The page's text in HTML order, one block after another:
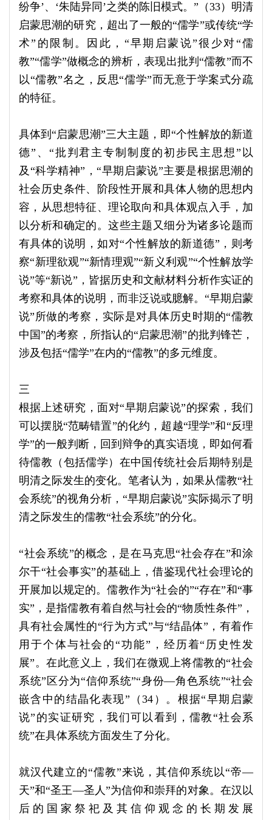
纷争’、‘朱陆异同’之类的陈旧模式。”（33）明清
启蒙思潮的研究，超出了一般的“儒学”或传统“学
术”的限制。因此，“早期启蒙说”很少对“儒
教”“儒学”做概念的辨析，表现出批判“儒教”而不
以“儒教”名之，反思“儒学”而无意于学案式分疏
的特征。
具体到“启蒙思潮”三大主题，即“个性解放的新道
德”、“批判君主专制制度的初步民主思想”以
及“科学精神”，“早期启蒙说”主要是根据思潮的
社会历史条件、阶段性开展和具体人物的思想内
容，从思想特征、理论取向和具体观点入手，加
以分析和确定的。这些主题又细分为诸多论题而
有具体的说明，如对“个性解放的新道德”，则考
察“新理欲观”“新情理观”“新义利观”“个性解放学
说”等“新说”，皆据历史和文献材料分析作实证的
考察和具体的说明，而非泛说或臆解。“早期启蒙
说”所做的考察，实际是对具体历史时期的“儒教
中国”的考察，所指认的“启蒙思潮”的批判锋芒，
涉及包括“儒学”在内的“儒教”的多元维度。
三
根据上述研究，面对“早期启蒙说”的探索，我们
可以摆脱“范畴错置”的化约，超越“理学”和“反理
学”的一般判断，回到辩争的真实语境，即如何看
待儒教（包括儒学）在中国传统社会后期特别是
明清之际发生的变化。笔者认为，如果从儒教“社
会系统”的视角分析，“早期启蒙说”实际揭示了明
清之际发生的儒教“社会系统”的分化。
“社会系统”的概念，是在马克思“社会存在”和涂
尔干“社会事实”的基础上，借鉴现代社会理论的
开展加以规定的。儒教作为“社会的”“存在”和“事
实”，是指儒教有着自然与社会的“物质性条件”，
具有社会属性的“行为方式”与“结晶体”，有着作
用于个体与社会的“功能”，经历着“历史性发
展”。在此意义上，我们在微观上将儒教的“社会
系统”区分为“信仰系统”“身份—角色系统”“社会
嵌含中的结晶化表现”（34）。根据“早期启蒙
说”的实证研究，我们可以看到，儒教“社会系
统”在具体系统方面发生了分化。
就汉代建立的“儒教”来说，其信仰系统以“帝—
天”和“圣王—圣人”为信仰和崇拜的对象。在汉以
后的国家祭祀及其信仰观念的长期发展